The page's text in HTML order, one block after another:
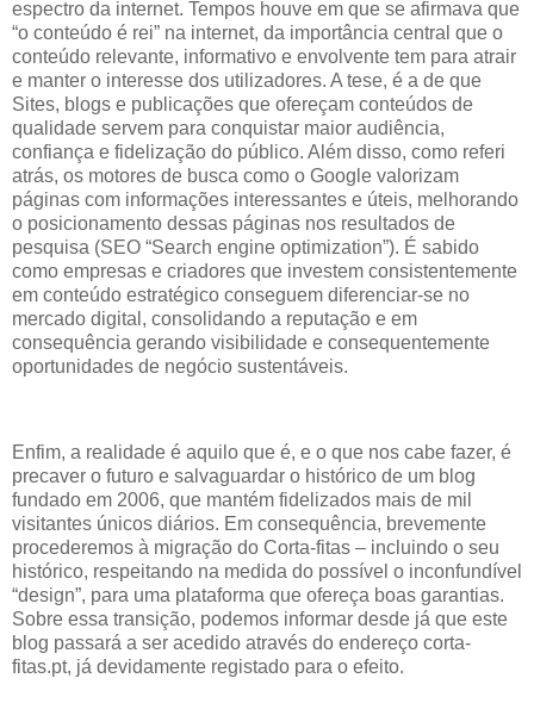
espectro da internet. Tempos houve em que se afirmava que
“o conteúdo é rei” na internet, da importância central que o
conteúdo relevante, informativo e envolvente tem para atrair
e manter o interesse dos utilizadores. A tese, é a de que
Sites, blogs e publicações que ofereçam conteúdos de
qualidade servem para conquistar maior audiência,
confiança e fidelização do público. Além disso, como referi
atrás, os motores de busca como o Google valorizam
páginas com informações interessantes e úteis, melhorando
o posicionamento dessas páginas nos resultados de
pesquisa (SEO “Search engine optimization”). É sabido
como empresas e criadores que investem consistentemente
em conteúdo estratégico conseguem diferenciar-se no
mercado digital, consolidando a reputação e em
consequência gerando visibilidade e consequentemente
oportunidades de negócio sustentáveis.
Enfim, a realidade é aquilo que é, e o que nos cabe fazer, é
precaver o futuro e salvaguardar o histórico de um blog
fundado em 2006, que mantém fidelizados mais de mil
visitantes únicos diários. Em consequência, brevemente
procederemos à migração do Corta-fitas – incluindo o seu
histórico, respeitando na medida do possível o inconfundível
“design”, para uma plataforma que ofereça boas garantias.
Sobre essa transição, podemos informar desde já que este
blog passará a ser acedido através do endereço corta-
fitas.pt, já devidamente registado para o efeito.